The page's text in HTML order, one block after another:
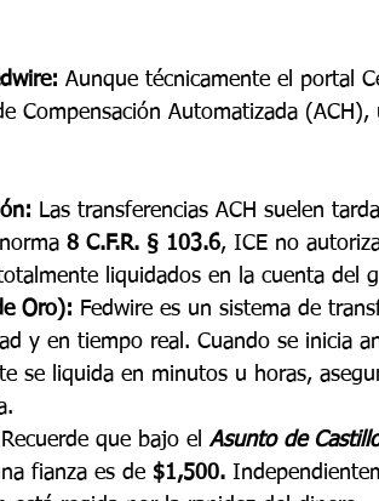
Aunque técnicamente el portal
Compensación Automatizada (ACH),
Las transferencias ACH suelen
8 C.F.R. § 103.6, ICE no
liquidados en la cuenta del
Oro): Fedwire es un sistema de
y en tiempo real. Cuando se inicia
se liquida en minutos u horas,
Recuerde que bajo el Asunto de
fianza es de $1,500.